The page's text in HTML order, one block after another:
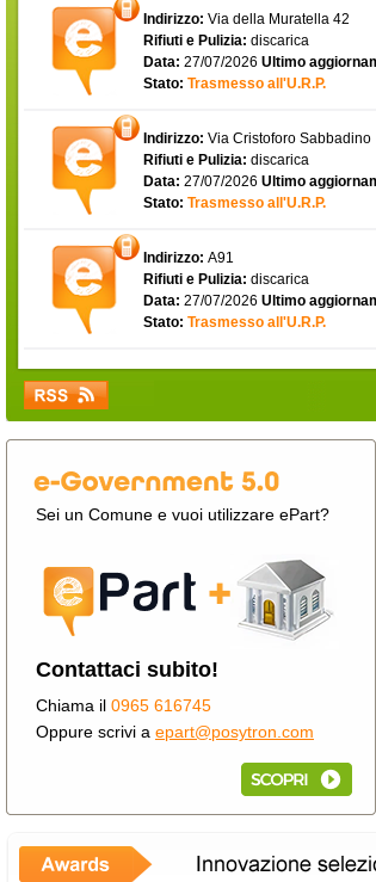
Indirizzo: Via della Muratella 42
Rifiuti e Pulizia: discarica
Data: 27/07/2026 Ultimo
Stato: Trasmesso all'U.R.P.
Indirizzo: Via Cristoforo Sabbadino
Rifiuti e Pulizia: discarica
Data: 27/07/2026 Ultimo
Stato: Trasmesso all'U.R.P.
Indirizzo: A91
Rifiuti e Pulizia: discarica
Data: 27/07/2026 Ultimo
Stato: Trasmesso all'U.R.P.
Sei un Comune e vuoi utilizzare ePart?
Contattaci subito!
Chiama il 0965 616745
Oppure scrivi a epart@posytron.com